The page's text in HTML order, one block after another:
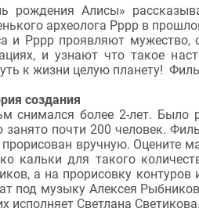
рождения Алисы»
археолога Рррр в
и Рррр проявляют мужество,
и узнают что такое
к жизни целую планету!
создания
снимался более 2-лет. Было
занято почти 200 человек.
прорисован вручную. Оцените
кальки для такого
а на прорисовку
под музыку Алексея
исполняет Светлана Светикова.